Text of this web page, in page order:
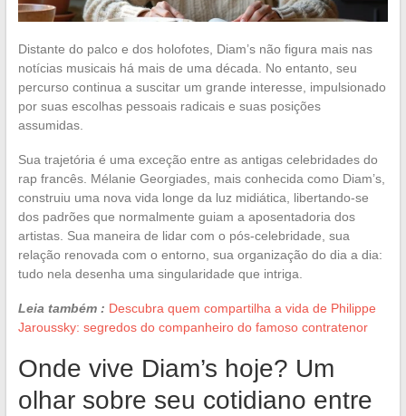
Distante do palco e dos holofotes, Diam’s não figura mais nas
notícias musicais há mais de uma década. No entanto, seu
percurso continua a suscitar um grande interesse, impulsionado
por suas escolhas pessoais radicais e suas posições
assumidas.
Sua trajetória é uma exceção entre as antigas celebridades do
rap francês. Mélanie Georgiades, mais conhecida como Diam’s,
construiu uma nova vida longe da luz midiática, libertando-se
dos padrões que normalmente guiam a aposentadoria dos
artistas. Sua maneira de lidar com o pós-celebridade, sua
relação renovada com o entorno, sua organização do dia a dia:
tudo nela desenha uma singularidade que intriga.
Leia também : Descubra quem compartilha a vida de Philippe
Jaroussky: segredos do companheiro do famoso contratenor
Onde vive Diam’s hoje? Um
olhar sobre seu cotidiano entre